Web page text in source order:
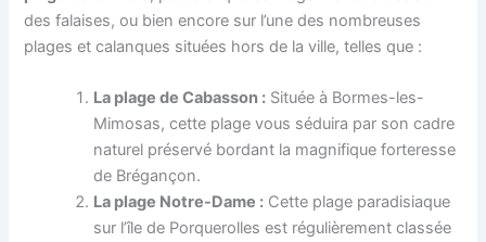
des falaises, ou bien encore sur l’une des nombreuses
plages et calanques situées hors de la ville, telles que :
La plage de Cabasson : Située à Bormes-les-
Mimosas, cette plage vous séduira par son cadre
naturel préservé bordant la magnifique forteresse
de Brégançon.
La plage Notre-Dame : Cette plage paradisiaque
sur l’île de Porquerolles est régulièrement classée